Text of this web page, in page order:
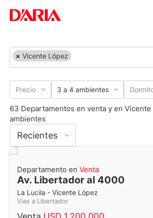
× Vicente López
Precio 3 a 4 ambientes
63 Departamentos en venta y en Vicente
ambientes
Recientes
Departamento en Venta
Av. Libertador al 4000
La Lucila - Vicente López
Vias a Libertador